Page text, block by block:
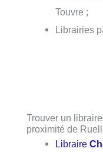
Touvre ;
Librairies
Trouver un
proximité de
Libraire